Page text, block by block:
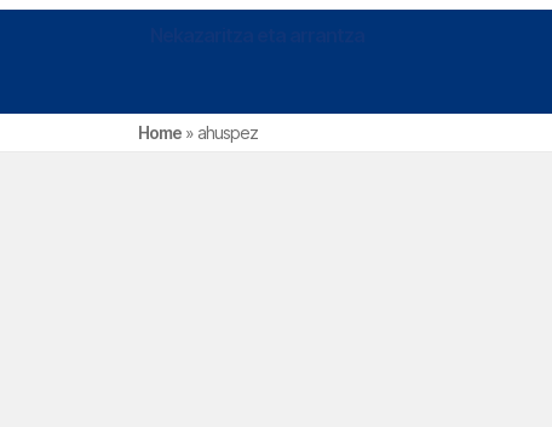
Home » ahuspez